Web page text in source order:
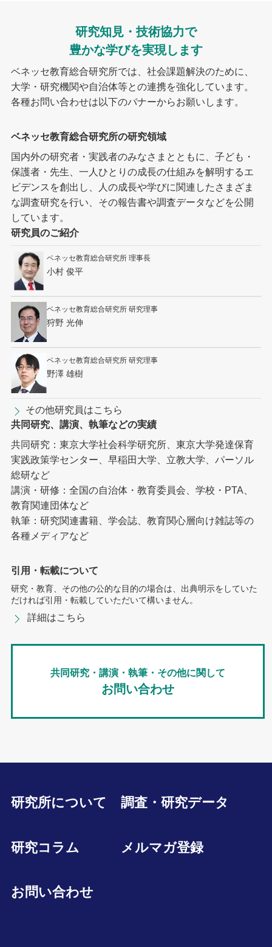
研究知見・技術協力で
豊かな学びを実現します
ベネッセ教育総合研究所では、社会課題解決のために、
大学・研究機関や自治体等との連携を強化しています。
各種お問い合わせは以下のバナーからお願いします。
ベネッセ教育総合研究所の研究領域
国内外の研究者・実践者のみなさまとともに、子ども・
保護者・先生、一人ひとりの成長の仕組みを解明するエ
ビデンスを創出し、人の成長や学びに関連したさまざま
な調査研究を行い、その報告書や調査データなどを公開
しています。
研究員のご紹介
ベネッセ教育総合研究所 理事長
小村 俊平
ベネッセ教育総合研究所 研究理事
狩野 光伸
ベネッセ教育総合研究所 研究理事
野澤 雄樹
その他研究員はこちら
共同研究、講演、執筆などの実績
共同研究：東京大学社会科学研究所、東京大学発達保育
実践政策学センター、早稲田大学、立教大学、パーソル
総研など
講演・研修：全国の自治体・教育委員会、学校・PTA、
教育関連団体など
執筆：研究関連書籍、学会誌、教育関心層向け雑誌等の
各種メディアなど
引用・転載について
研究・教育、その他の公的な目的の場合は、出典明示をしていた
だければ引用・転載していただいて構いません。
詳細はこちら
共同研究・講演・執筆・その他に関して
お問い合わせ
研究所について 調査・研究データ
研究コラム メルマガ登録
お問い合わせ